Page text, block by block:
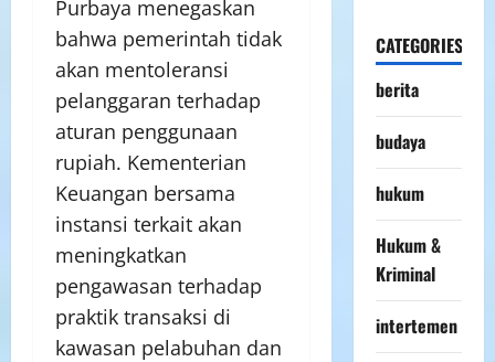
Purbaya menegaskan
bahwa pemerintah tidak
akan mentoleransi
pelanggaran terhadap
aturan penggunaan
rupiah. Kementerian
Keuangan bersama
instansi terkait akan
meningkatkan
pengawasan terhadap
praktik transaksi di
kawasan pelabuhan dan
CATEGORIES
berita
budaya
hukum
Hukum &
Kriminal
intertemen